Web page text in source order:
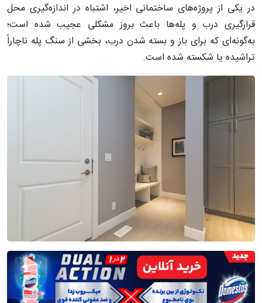
در یکی از پروژه‌های ساختمانی اخیر، اشتباه در اندازه‌گیری محل
قرارگیری درب و پله‌ها باعث بروز مشکلی عجیب شده است؛
به‌گونه‌ای که برای باز و بسته شدن درب، بخشی از سنگ پله ناچاراً
تراشیده یا شکسته شده است.